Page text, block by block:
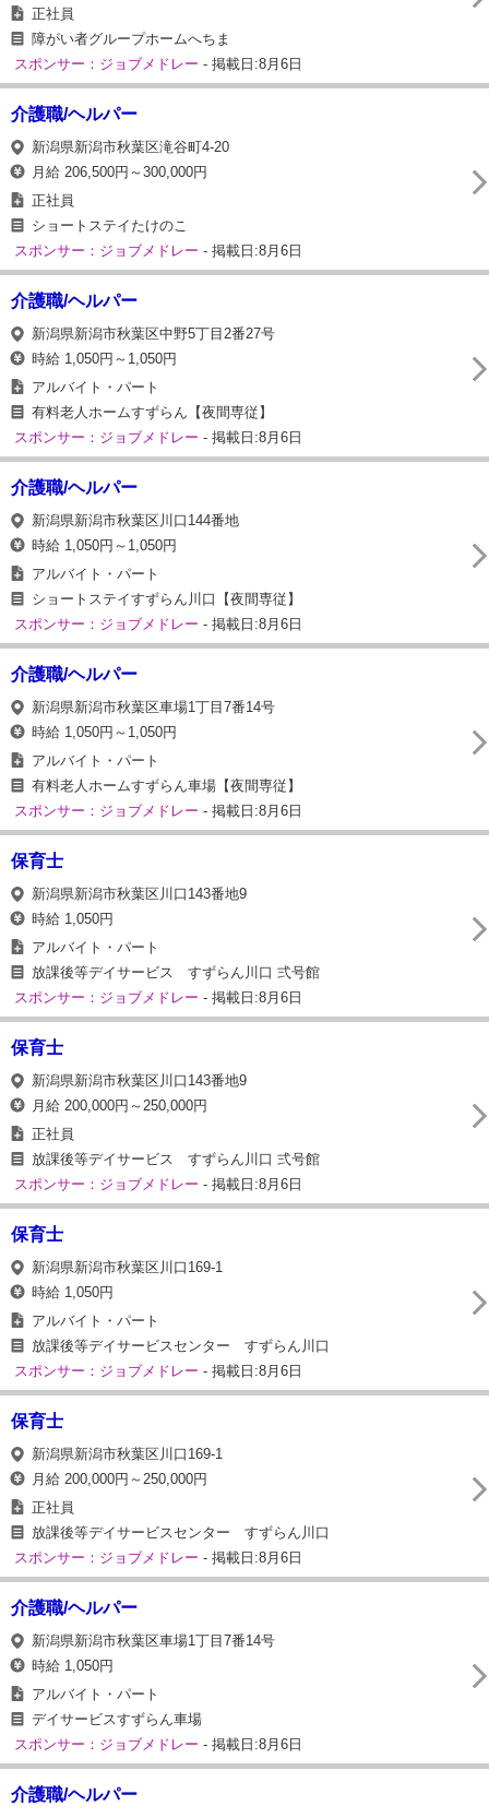
正社員
障がい者グループホームへちま
スポンサー：ジョブメドレー - 掲載日:8月6日
介護職/ヘルパー
新潟県新潟市秋葉区滝谷町4-20
月給 206,500円～300,000円
正社員
ショートステイたけのこ
スポンサー：ジョブメドレー - 掲載日:8月6日
介護職/ヘルパー
新潟県新潟市秋葉区中野5丁目2番27号
時給 1,050円～1,050円
アルバイト・パート
有料老人ホームすずらん【夜間専従】
スポンサー：ジョブメドレー - 掲載日:8月6日
介護職/ヘルパー
新潟県新潟市秋葉区川口144番地
時給 1,050円～1,050円
アルバイト・パート
ショートステイすずらん川口【夜間専従】
スポンサー：ジョブメドレー - 掲載日:8月6日
介護職/ヘルパー
新潟県新潟市秋葉区車場1丁目7番14号
時給 1,050円～1,050円
アルバイト・パート
有料老人ホームすずらん車場【夜間専従】
スポンサー：ジョブメドレー - 掲載日:8月6日
保育士
新潟県新潟市秋葉区川口143番地9
時給 1,050円
アルバイト・パート
放課後等デイサービス すずらん川口 弍号館
スポンサー：ジョブメドレー - 掲載日:8月6日
保育士
新潟県新潟市秋葉区川口143番地9
月給 200,000円～250,000円
正社員
放課後等デイサービス すずらん川口 弍号館
スポンサー：ジョブメドレー - 掲載日:8月6日
保育士
新潟県新潟市秋葉区川口169-1
時給 1,050円
アルバイト・パート
放課後等デイサービスセンター すずらん川口
スポンサー：ジョブメドレー - 掲載日:8月6日
保育士
新潟県新潟市秋葉区川口169-1
月給 200,000円～250,000円
正社員
放課後等デイサービスセンター すずらん川口
スポンサー：ジョブメドレー - 掲載日:8月6日
介護職/ヘルパー
新潟県新潟市秋葉区車場1丁目7番14号
時給 1,050円
アルバイト・パート
デイサービスすずらん車場
スポンサー：ジョブメドレー - 掲載日:8月6日
介護職/ヘルパー